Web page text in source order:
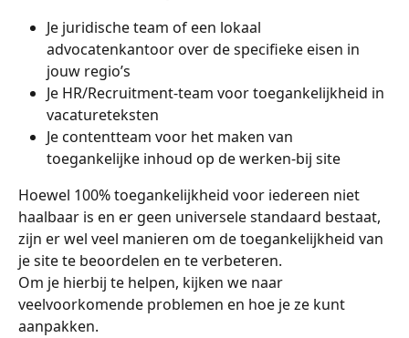
Je juridische team of een lokaal
advocatenkantoor over de specifieke eisen in
jouw regio’s
Je HR/Recruitment-team voor toegankelijkheid in
vacatureteksten
Je contentteam voor het maken van
toegankelijke inhoud op de werken-bij site
Hoewel 100% toegankelijkheid voor iedereen niet
haalbaar is en er geen universele standaard bestaat,
zijn er wel veel manieren om de toegankelijkheid van
je site te beoordelen en te verbeteren.
Om je hierbij te helpen, kijken we naar
veelvoorkomende problemen en hoe je ze kunt
aanpakken.